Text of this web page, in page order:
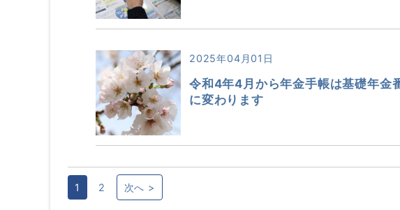
2025年04月01日
令和4年4月から年金手帳は基礎年金
に変わります
1 2 次へ >